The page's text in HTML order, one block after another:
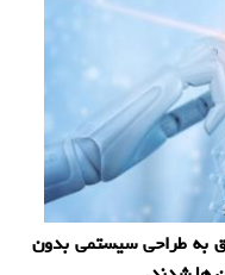
به طراحی سیستمی بدون